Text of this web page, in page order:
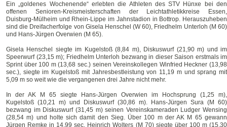
Ein „goldenes Wochenende“ erlebten die Athleten des STV Hünxe bei den
offenen Senioren-Kreismeisterschaften der Leichtathletikkreise Essen,
Duisburg-Mülheim und Rhein-Lippe im Jahnstadion in Bottrop. Herauszuheben
sind die Dreifacherfolge von Gisela Henschel (W 60), Friedhelm Unterloh (M 60)
und Hans-Jürgen Overwien (M 65).
Gisela Henschel siegte im Kugelstoß (8,84 m), Diskuswurf (21,90 m) und im
Speerwurf (23,15 m); Friedhelm Unterloh bezwang in dieser Saison erstmals im
Sprint über 100 m (13,68 sec.) seinen Vereinskollegen Winfried Heckner (13,98
sec.), siegte im Kugelstoß mit Jahresbestleistung von 11,19 m und sprang mit
5,09 m so weit wie die vergangenen drei Jahre nicht mehr.
In der AK M 65 siegte Hans-Jürgen Overwien im Hochsprung (1,25 m),
Kugelstoß (10,21 m) und Diskuswurf (30,86 m). Hans-Jürgen Sura (M 60)
bezwang im Diskuswurf (31,45 m) seinen Vereinskameraden Ludger Wensing
(28,54 m) und holte sich damit den Sieg. Über 100 m der AK M 65 gewann
Jürgen Remke in 14,99 sec. Heinrich Wolters (M 70) siegte über 100 m (15,30